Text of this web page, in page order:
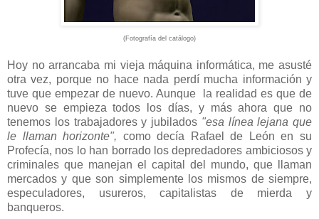
(Fotografía del catálogo)
Hoy no arrancaba mi vieja máquina informática, me asusté
otra vez, porque no hace nada perdí mucha información y
tuve que empezar de nuevo. Aunque la realidad es que de
nuevo se empieza todos los días, y más ahora que no
tenemos los trabajadores y jubilados "esa línea lejana que
le llaman horizonte", como decía Rafael de León en su
Profecía, nos lo han borrado los depredadores ambiciosos y
criminales que manejan el capital del mundo, que llaman
mercados y que son simplemente los mismos de siempre,
especuladores, usureros, capitalistas de mierda y
banqueros.